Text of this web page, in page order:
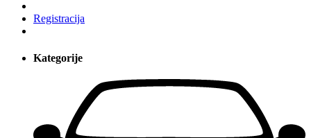
Registracija
Kategorije